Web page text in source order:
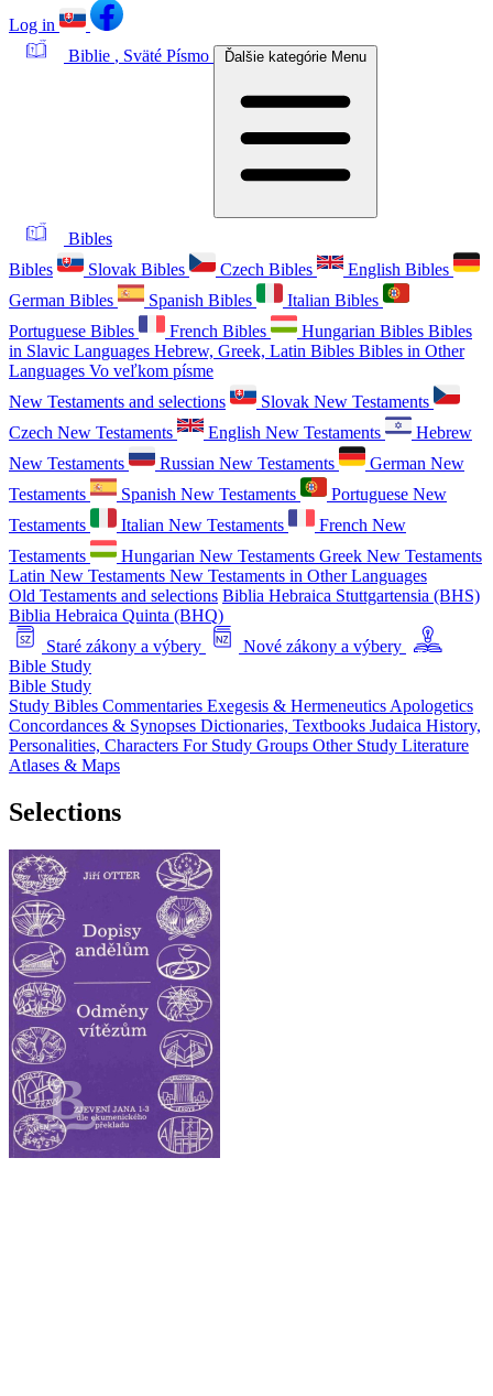
Log in
Biblie , Sväté Písmo Ďalšie kategórie Menu
Bibles
Bibles
Slovak Bibles Czech Bibles
English Bibles
German Bibles
Spanish Bibles
Italian Bibles
Portuguese Bibles
French Bibles Hungarian Bibles Bibles
in Slavic Languages Hebrew, Greek, Latin Bibles Bibles in Other
Languages Vo veľkom písme
New Testaments and selections
Slovak New Testaments
Czech New Testaments
English New Testaments
Hebrew
New Testaments
Russian New Testaments
German New
Testaments
Spanish New Testaments
Portuguese New
Testaments
Italian New Testaments
French New
Testaments
Hungarian New Testaments Greek New Testaments
Latin New Testaments New Testaments in Other Languages
Old Testaments and selections Biblia Hebraica Stuttgartensia (BHS)
Biblia Hebraica Quinta (BHQ)
Staré zákony a výbery
Nové zákony a výbery
Bible Study
Bible Study
Study Bibles Commentaries Exegesis & Hermeneutics Apologetics
Concordances & Synopses Dictionaries, Textbooks Judaica History,
Personalities, Characters For Study Groups Other Study Literature
Atlases & Maps
Selections